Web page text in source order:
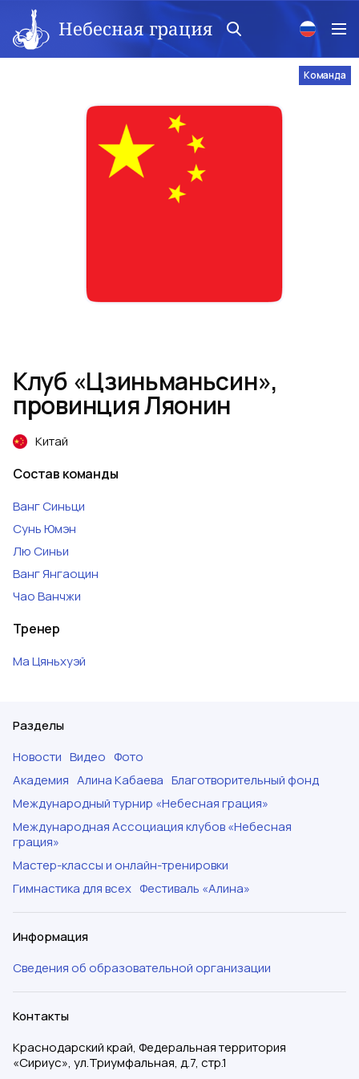
Небесная грация
Команда
Клуб «Цзиньманьсин»,
провинция Ляонин
Китай
Состав команды
ВангСиньци
СуньЮмэн
ЛюСиньи
ВангЯнгaoцин
ЧаоВанчжи
Тренер
МаЦяньхуэй
Разделы
Новости Видео Фото
Академия Алина Кабаева Благотворительный фонд
Международный турнир «Небесная грация»
Международная Ассоциация клубов «Небесная
грация»
Мастер-классы и онлайн-тренировки
Гимнастика для всех Фестиваль «Алина»
Информация
Сведения об образовательной организации
Контакты
Краснодарский край, Федеральная территория
«Сириус», ул.Триумфальная, д.7, стр.1